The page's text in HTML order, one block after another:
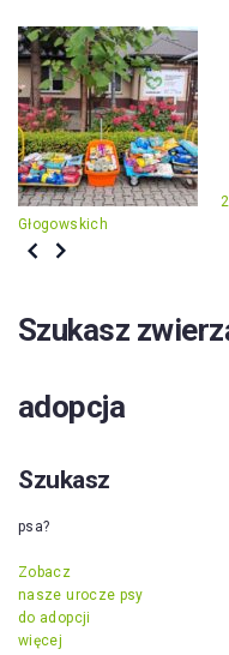
Głogowskich
Szukasz
adopcja
Szukasz
psa?
Zobacz
nasze urocze psy
do adopcji
więcej